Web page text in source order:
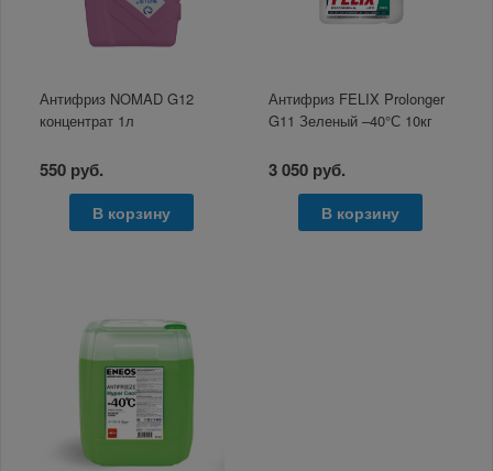
Антифриз NOMAD G12
концентрат 1л
550 руб.
В корзину
Антифриз FELIX Prolonger
G11 Зеленый –40°С 10кг
3 050 руб.
В корзину